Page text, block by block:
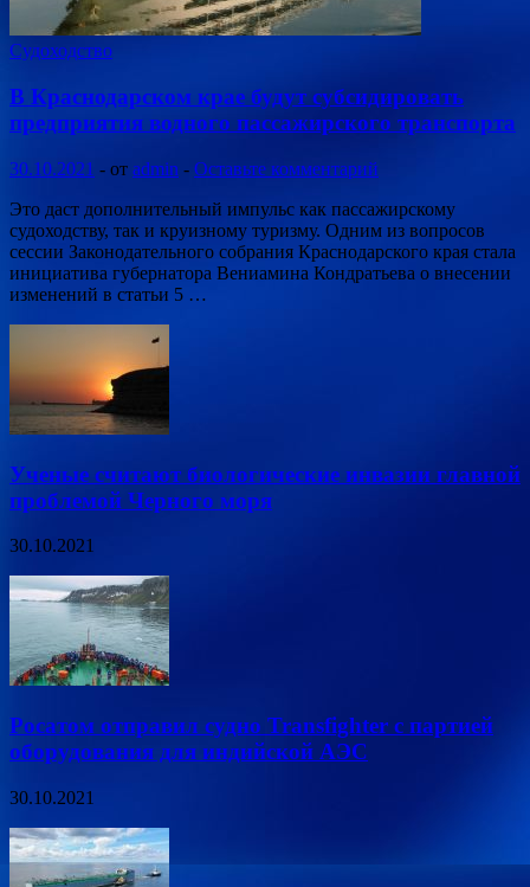
Судоходство
В Краснодарском крае будут субсидировать
предприятия водного пассажирского транспорта
30.10.2021 - от admin - Оставьте комментарий
Это даст дополнительный импульс как пассажирскому
судоходству, так и круизному туризму. Одним из вопросов
сессии Законодательного собрания Краснодарского края стала
инициатива губернатора Вениамина Кондратьева о внесении
изменений в статьи 5 …
Ученые считают биологические инвазии главной
проблемой Черного моря
30.10.2021
Росатом отправил судно Transfighter с партией
оборудования для индийской АЭС
30.10.2021